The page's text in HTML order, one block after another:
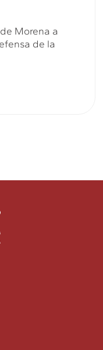
Morena a
de la